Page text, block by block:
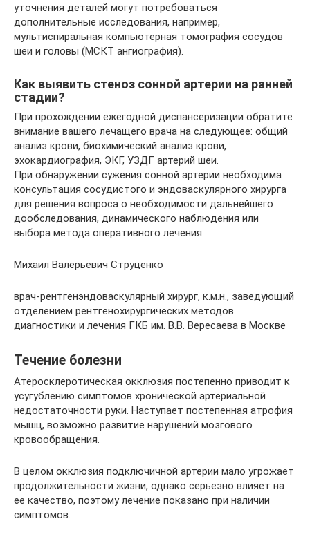
уточнения деталей могут потребоваться
дополнительные исследования, например,
мультиспиральная компьютерная томография сосудов
шеи и головы (МСКТ ангиография).
Как выявить стеноз сонной артерии на ранней
стадии?
При прохождении ежегодной диспансеризации обратите
внимание вашего лечащего врача на следующее: общий
анализ крови, биохимический анализ крови,
эхокардиография, ЭКГ, УЗДГ артерий шеи.
При обнаружении сужения сонной артерии необходима
консультация сосудистого и эндоваскулярного хирурга
для решения вопроса о необходимости дальнейшего
дообследования, динамического наблюдения или
выбора метода оперативного лечения.
Михаил Валерьевич Струценко
врач-рентгенэндоваскулярный хирург, к.м.н., заведующий
отделением рентгенохирургических методов
диагностики и лечения ГКБ им. В.В. Вересаева в Москве
Течение болезни
Атеросклеротическая окклюзия постепенно приводит к
усугублению симптомов хронической артериальной
недостаточности руки. Наступает постепенная атрофия
мышц, возможно развитие нарушений мозгового
кровообращения.
В целом окклюзия подключичной артерии мало угрожает
продолжительности жизни, однако серьезно влияет на
ее качество, поэтому лечение показано при наличии
симптомов.